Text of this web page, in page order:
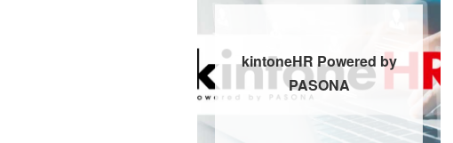
kintoneHR Powered by
PASONA